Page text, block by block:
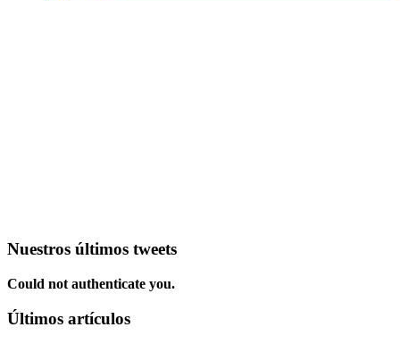
Nuestros últimos tweets
Could not authenticate you.
Últimos artículos